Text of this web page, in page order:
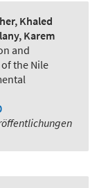
Khaled
Karem
and
the Nile